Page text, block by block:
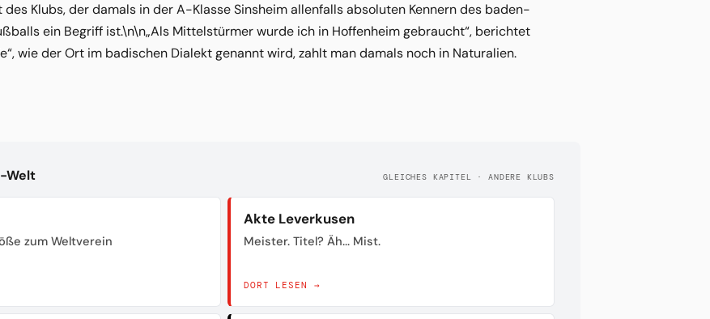
Klubs, der damals in der A-Klasse Sinsheim allenfalls absoluten Kennern des baden-
ein Begriff ist.\n\n„Als Mittelstürmer wurde ich in Hoffenheim gebraucht“, berichtet
wie der Ort im badischen Dialekt genannt wird, zahlt man damals noch in Naturalien.
Welt GLEICHES KAPITEL · ANDERE KLUBS
zum Weltverein
Akte Leverkusen
Meister. Titel? Äh... Mist.
DORT LESEN →